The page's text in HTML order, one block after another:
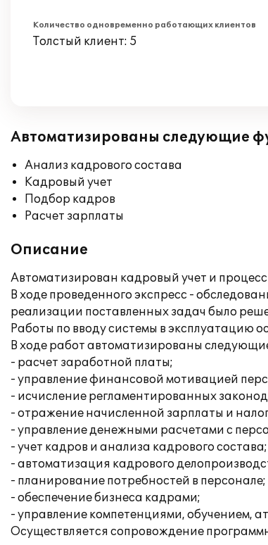
Количество одновременно работающих клиентов
Толстый клиент: 5
Автоматизированы следующие
Анализ кадрового состава
Кадровый учет
Подбор кадров
Расчет зарплаты
Описание
Автоматизирован кадровый учет и
В ходе проведенного экспресс -
реализации поставленных задач было
Работы по вводу системы в эксплуатацию
В ходе работ автоматизированы
- расчет заработной платы;
- управление финансовой мотивацией
- исчисление регламентированных
- отражение начисленной зарплаты и
- управление денежными расчетами с
- учет кадров и анализа кадрового состава;
- автоматизация кадрового
- планирование потребностей в персонале;
- обеспечение бизнеса кадрами;
- управление компетенциями, обучением,
Осуществляется сопровождение